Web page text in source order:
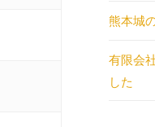
熊本城
有限会
した